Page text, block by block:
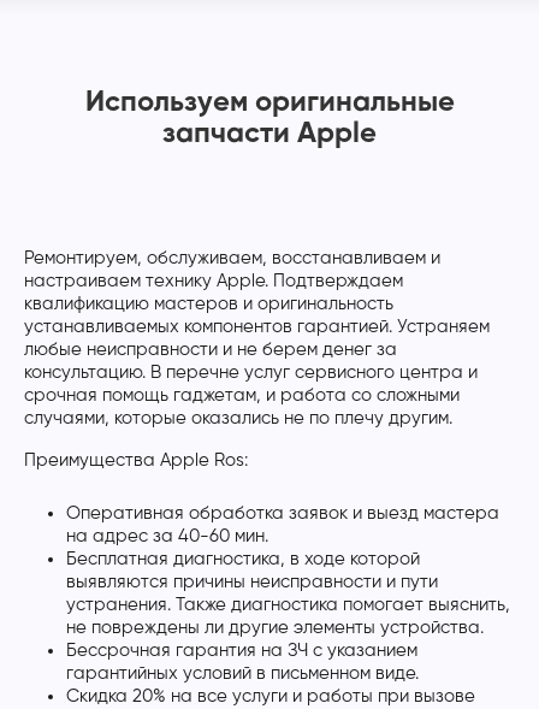
Используем оригинальные
запчасти Apple
Ремонтируем, обслуживаем, восстанавливаем и
настраиваем технику Apple. Подтверждаем
квалификацию мастеров и оригинальность
устанавливаемых компонентов гарантией. Устраняем
любые неисправности и не берем денег за
консультацию. В перечне услуг сервисного центра и
срочная помощь гаджетам, и работа со сложными
случаями, которые оказались не по плечу другим.
Преимущества Apple Ros:
Оперативная обработка заявок и выезд мастера
на адрес за 40-60 мин.
Бесплатная диагностика, в ходе которой
выявляются причины неисправности и пути
устранения. Также диагностика помогает выяснить,
не повреждены ли другие элементы устройства.
Бессрочная гарантия на ЗЧ с указанием
гарантийных условий в письменном виде.
Скидка 20% на все услуги и работы при вызове